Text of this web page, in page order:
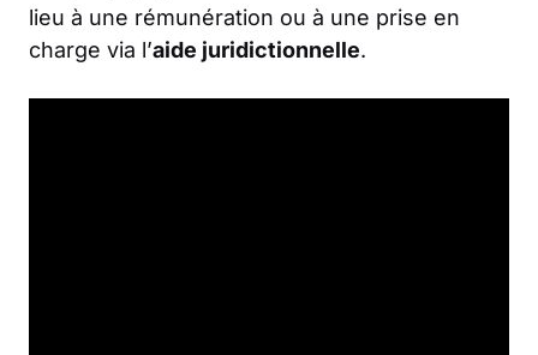
lieu à une rémunération ou à une prise en
charge via l’aide juridictionnelle.